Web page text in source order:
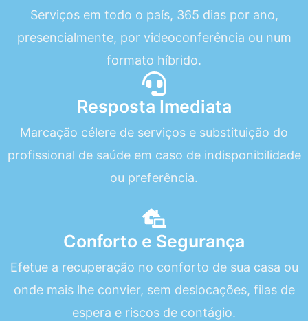
Serviços em todo o país, 365 dias por ano,
presencialmente, por videoconferência ou num
formato híbrido.
Resposta Imediata
Marcação célere de serviços e substituição do
profissional de saúde em caso de indisponibilidade
ou preferência.
Conforto e Segurança
Efetue a recuperação no conforto de sua casa ou
onde mais lhe convier, sem deslocações, filas de
espera e riscos de contágio.